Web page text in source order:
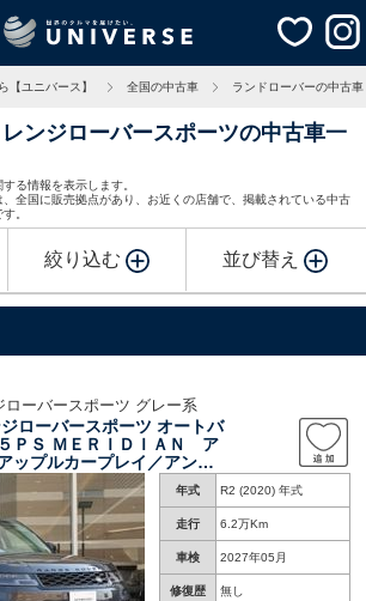
【ユニバース】 全国の中古車 ランドローバーの中古車
ンジローバースポーツの中古車一
る情報を表示します。
全国に販売拠点があり、お近くの店舗で、掲載されている中古
。
絞り込む 並び替え
ローバースポーツ グレー系
ローバースポーツ オートバ
ＰＳ ＭＥＲＩＤＩＡＮ ア
プルカープレイ／アンド
トシートヒーター・クーラ
周囲カメラ ブラインドス
シート パワーテールゲー
年式 R2 (2020) 年式
走行 6.2万Km
車検 2027年05月
修復歴 無し